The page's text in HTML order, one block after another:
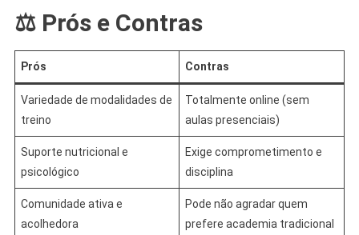
⚖️ Prós e Contras
Prós Contras
Variedade de modalidades de
treino
Totalmente online (sem
aulas presenciais)
Suporte nutricional e
psicológico
Exige comprometimento e
disciplina
Comunidade ativa e
acolhedora
Pode não agradar quem
prefere academia tradicional